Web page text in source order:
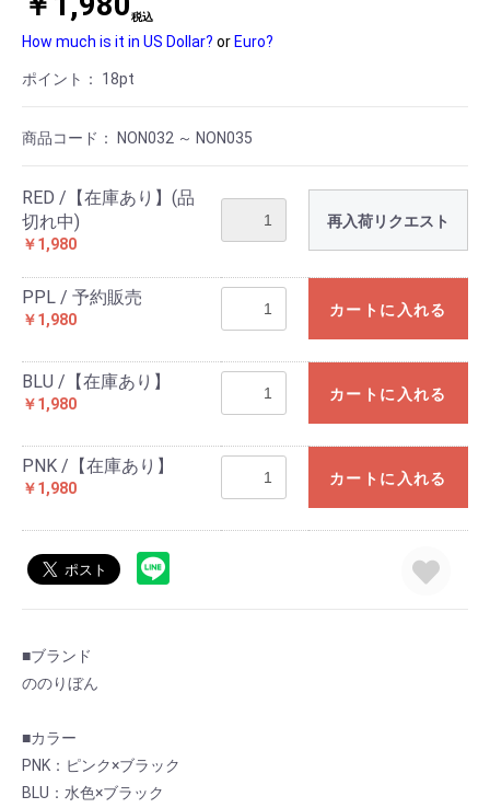
税込
How much is it in US Dollar? or Euro?
ポイント： 18pt
商品コード： NON032 ～ NON035
RED /【在庫あり】(品
切れ中)
￥1,980
再入荷リクエスト
PPL / 予約販売
￥1,980
カートに入れる
BLU /【在庫あり】
￥1,980
カートに入れる
PNK /【在庫あり】
￥1,980
カートに入れる
■ブランド
ののりぼん
■カラー
PNK：ピンク×ブラック
BLU：水色×ブラック